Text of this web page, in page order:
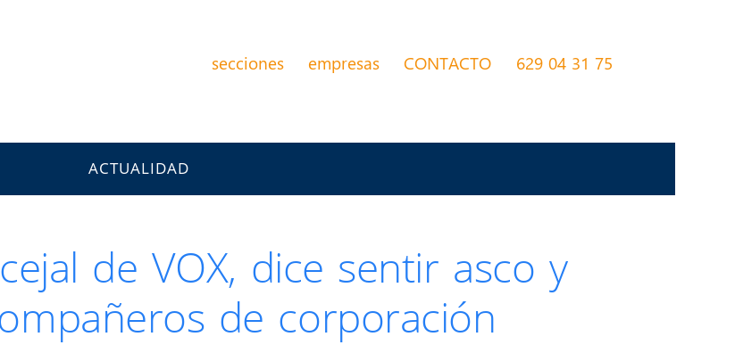
secciones empresas CONTACTO 629 04 31 75
ACTUALIDAD
de VOX, dice sentir asco y
de corporación